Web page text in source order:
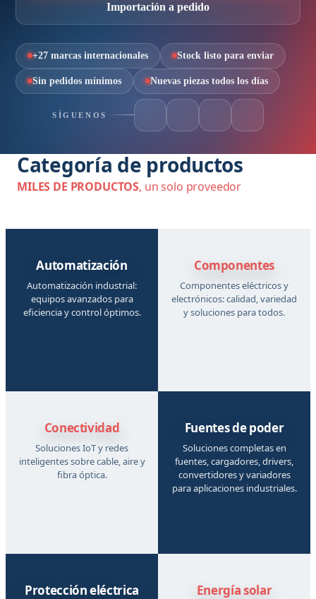
Importación a pedido
+27 marcas internacionales Stock listo para enviar
Sin pedidos mínimos Nuevas piezas todos los días
SÍGUENOS
Categoría de productos
MILES DE PRODUCTOS, un solo proveedor
Automatización
Automatización industrial:
equipos avanzados para
eficiencia y control óptimos.
Componentes
Componentes eléctricos y
electrónicos: calidad, variedad
y soluciones para todos.
Conectividad
Soluciones IoT y redes
inteligentes sobre cable, aire y
fibra óptica.
Fuentes de poder
Soluciones completas en
fuentes, cargadores, drivers,
convertidores y variadores
para aplicaciones industriales.
Protección eléctrica Energía solar